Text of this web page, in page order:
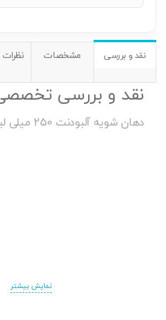
نقد و بررسی مشخصات نظرات
نقد و بررسی
دهان شویه آلبودنت 250 میلی لیتر
نمایش بیشتر